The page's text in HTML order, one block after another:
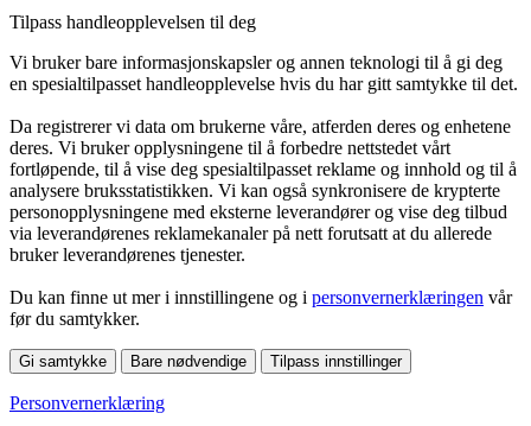
Tilpass handleopplevelsen til deg
Vi bruker bare informasjonskapsler og annen teknologi til å gi deg
en spesialtilpasset handleopplevelse hvis du har gitt samtykke til det.
Da registrerer vi data om brukerne våre, atferden deres og enhetene
deres. Vi bruker opplysningene til å forbedre nettstedet vårt
fortløpende, til å vise deg spesialtilpasset reklame og innhold og til å
analysere bruksstatistikken. Vi kan også synkronisere de krypterte
personopplysningene med eksterne leverandører og vise deg tilbud
via leverandørenes reklamekanaler på nett forutsatt at du allerede
bruker leverandørenes tjenester.
Du kan finne ut mer i innstillingene og i personvernerklæringen vår
før du samtykker.
Gi samtykke Bare nødvendige Tilpass innstillinger
Personvernerklæring